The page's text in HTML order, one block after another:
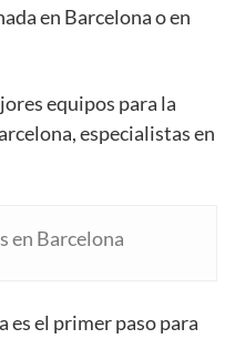
en Barcelona o en
equipos para la
especialistas en
en Barcelona
el primer paso para